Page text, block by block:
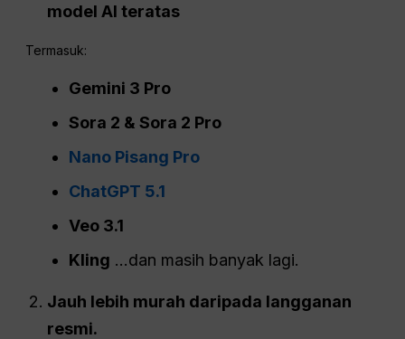
model AI teratas
Termasuk:
Gemini 3 Pro
Sora 2 & Sora 2 Pro
Nano Pisang Pro
ChatGPT 5.1
Veo 3.1
Kling …dan masih banyak lagi.
Jauh lebih murah daripada langganan
resmi.